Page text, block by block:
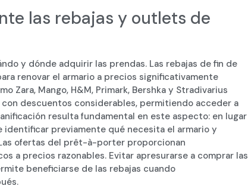
las rebajas y outlets de
y dónde adquirir las prendas. Las rebajas de fin de
renovar el armario a precios significativamente
Zara, Mango, H&M, Primark, Bershka y Stradivarius
descuentos considerables, permitiendo acceder a
resulta fundamental en este aspecto: en lugar
identificar previamente qué necesita el armario y
ofertas del prêt-à-porter proporcionan
a precios razonables. Evitar apresurarse a comprar las
beneficiarse de las rebajas cuando